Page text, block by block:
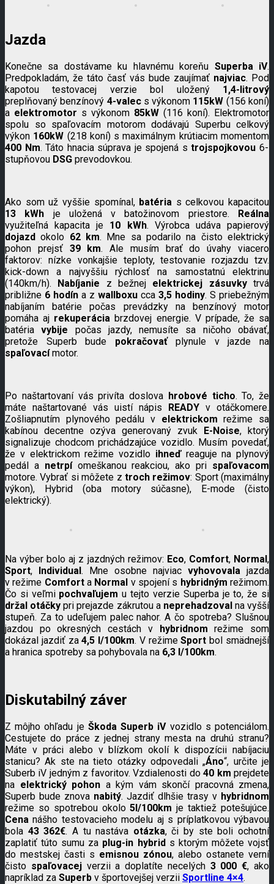
Jazda
Konečne sa dostávame ku hlavnému koreňu Superba iV.
Predpokladám, že táto časť vás bude zaujímať najviac. Pod
kapotou testovacej verzie bol uložený 1,4-litrový
preplňovaný benzínový 4-valecs výkonom 115kW (156 koní)
a elektromotor s výkonom 85kW (116 koní). Elektromotor
spolu so spaľovacím motorom dodávajú Superbu celkový
výkon 160kW (218 koní) s maximálnym krútiacim momentom
400 Nm. Táto hnacia súprava je spojená s trojspojkovou 6-
stupňovou DSG prevodovkou.
Ako som už vyššie spomínal, batéria s celkovou kapacitou
13 kWh je uložená v batožinovom priestore. Reálna
využiteľná kapacita je 10 kWh. Výrobca udáva papierový
dojazd okolo 62 km. Mne sa podarilo na čisto elektrický
pohon prejsť 39 km. Ale musím brať do úvahy viacero
faktorov: nízke vonkajšie teploty, testovanie rozjazdu tzv.
kick-down a najvyššiu rýchlosť na samostatnú elektrinu
(140km/h). Nabíjanie z bežnej elektrickej zásuvkytrvá
približne 6 hodín a z wallboxu cca 3,5 hodiny. S priebežným
nabíjaním batérie počas prevádzky na benzínový motor
pomáha aj rekuperácia brzdovej energie. V prípade, že sa
batériavybije počas jazdy, nemusíte sa ničoho obávať,
pretože Superb bude pokračovaťplynule v jazde na
spaľovacímotor.
Po naštartovaní vás privíta doslova hrobové ticho. To, že
máte naštartované vás uistí nápis READY v otáčkomere.
Zošliapnutím plynového pedálu v elektrickom režime sa
kabínou decentne ozýva generovaný zvuk E-Noise, ktorý
signalizuje chodcom prichádzajúce vozidlo. Musím povedať,
že v elektrickom režime vozidlo ihneďreaguje na plynový
pedál a netrpíomeškanou reakciou, ako pri spaľovacom
motore. Vybrať si môžete z troch režimov: Sport (maximálny
výkon), Hybrid (oba motory súčasne), E-mode (čisto
elektrický).
Na výber bolo aj z jazdných režimov: Eco, Comfort, Normal,
Sport, Individual. Mne osobne najviac vyhovovala jazda
v režime Comforta Normal v spojení s hybridným režimom.
Čo si veľmi pochvaľujem u tejto verzie Superba je to, že si
držal otáčky pri prejazde zákrutou a neprehadzovalna vyšší
stupeň. Za to udeľujem palec nahor. A čo spotreba? Slušnou
jazdou po okresných cestách v hybridnom režime som
dokázal jazdiť za4,5 l/100km. V režimeSport bol smädnejší
a hranica spotreby sa pohybovala na 6,3 l/100km.
Diskutabilný záver
Z môjho ohľadu je Škoda Superb iVvozidlo s potenciálom.
Cestujete do práce z jednej strany mesta na druhú stranu?
Máte v práci alebo v blízkom okolí k dispozícii nabíjaciu
stanicu? Ak ste na tieto otázky odpovedali „Áno“, určite je
Suberb iV jedným z favoritov. Vzdialenosti do40 km prejdete
na elektrický pohon a kým vám skončí pracovná zmena,
Superb bude znova nabitý. Jazdiť dlhšie trasy v hybridnom
režime so spotrebou okolo5l/100km je taktiež potešujúce.
Cena nášho testovacieho modelu aj s príplatkovou výbavou
bola 43 362€. A tu nastáva otázka, či by ste boli ochotní
zaplatiť túto sumu za plug-in hybrids ktorým môžete vojsť
do mestskej časti s emisnou zónou, alebo ostanete verní
čisto spaľovacejverzii a doplatíte necelých 3 000 €, ako
napríklad za Superb v športovejšej verzii Sportline 4×4.